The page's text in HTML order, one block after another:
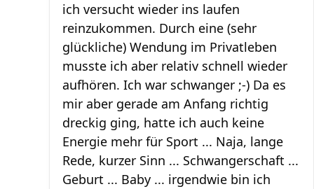
ich versucht wieder ins laufen
reinzukommen. Durch eine (sehr
glückliche) Wendung im Privatleben
musste ich aber relativ schnell wieder
aufhören. Ich war schwanger ;-) Da es
mir aber gerade am Anfang richtig
dreckig ging, hatte ich auch keine
Energie mehr für Sport ... Naja, lange
Rede, kurzer Sinn ... Schwangerschaft ...
Geburt ... Baby ... irgendwie bin ich